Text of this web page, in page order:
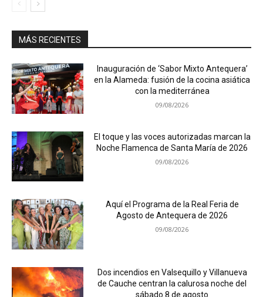
MÁS RECIENTES
Inauguración de ‘Sabor Mixto Antequera’
en la Alameda: fusión de la cocina asiática
con la mediterránea
09/08/2026
El toque y las voces autorizadas marcan la
Noche Flamenca de Santa María de 2026
09/08/2026
Aquí el Programa de la Real Feria de
Agosto de Antequera de 2026
09/08/2026
Dos incendios en Valsequillo y Villanueva
de Cauche centran la calurosa noche del
sábado 8 de agosto